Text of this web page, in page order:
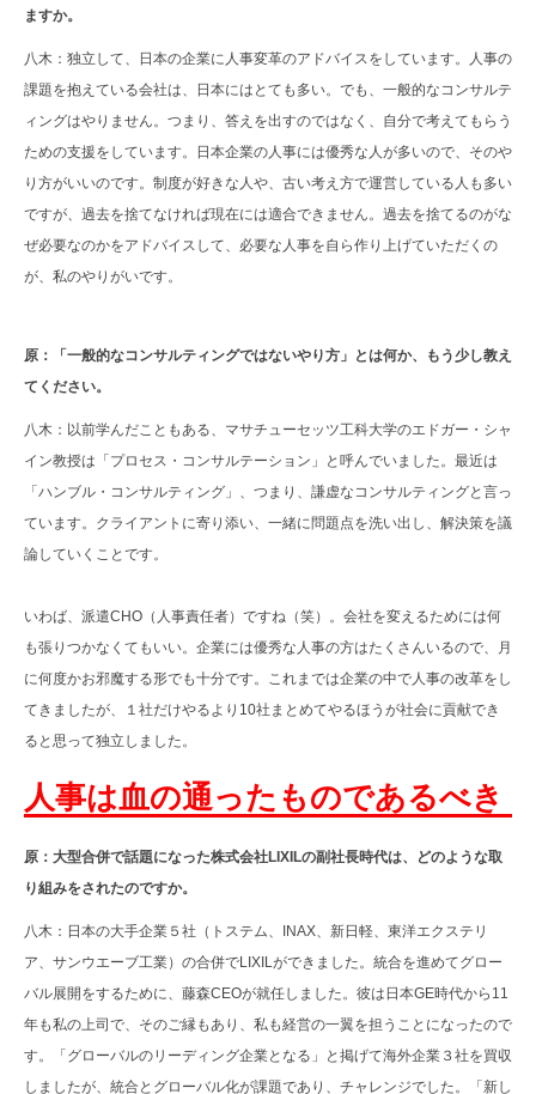
ますか。
八木：独立して、日本の企業に人事変革のアドバイスをしています。人事の
課題を抱えている会社は、日本にはとても多い。でも、一般的なコンサルテ
ィングはやりません。つまり、答えを出すのではなく、自分で考えてもらう
ための支援をしています。日本企業の人事には優秀な人が多いので、そのや
り方がいいのです。制度が好きな人や、古い考え方で運営している人も多い
ですが、過去を捨てなければ現在には適合できません。過去を捨てるのがな
ぜ必要なのかをアドバイスして、必要な人事を自ら作り上げていただくの
が、私のやりがいです。
原：「一般的なコンサルティングではないやり方」とは何か、もう少し教え
てください。
八木：以前学んだこともある、マサチューセッツ工科大学のエドガー・シャ
イン教授は「プロセス・コンサルテーション」と呼んでいました。最近は
「ハンブル・コンサルティング」、つまり、謙虚なコンサルティングと言っ
ています。クライアントに寄り添い、一緒に問題点を洗い出し、解決策を議
論していくことです。
いわば、派遣CHO（人事責任者）ですね（笑）。会社を変えるためには何
も張りつかなくてもいい。企業には優秀な人事の方はたくさんいるので、月
に何度かお邪魔する形でも十分です。これまでは企業の中で人事の改革をし
てきましたが、１社だけやるより10社まとめてやるほうが社会に貢献でき
ると思って独立しました。
人事は血の通ったものであるべき
原：大型合併で話題になった株式会社LIXILの副社長時代は、どのような取
り組みをされたのですか。
八木：日本の大手企業５社（トステム、INAX、新日軽、東洋エクステリ
ア、サンウエーブ工業）の合併でLIXILができました。統合を進めてグロー
バル展開をするために、藤森CEOが就任しました。彼は日本GE時代から11
年も私の上司で、そのご縁もあり、私も経営の一翼を担うことになったので
す。「グローバルのリーディング企業となる」と掲げて海外企業３社を買収
しましたが、統合とグローバル化が課題であり、チャレンジでした。「新し